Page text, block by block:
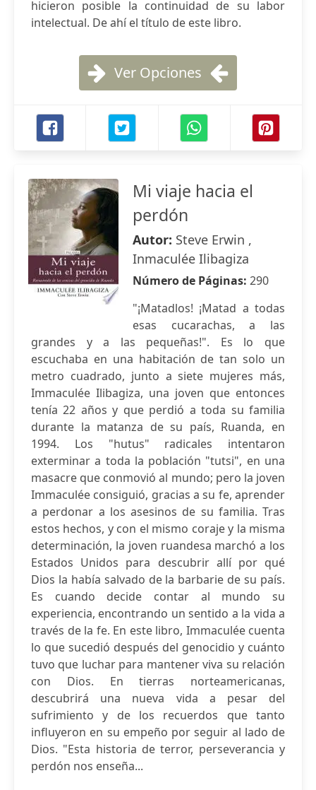
hicieron posible la continuidad de su labor
intelectual. De ahí el título de este libro.
Ver Opciones
Mi viaje hacia el
perdón
Autor: Steve Erwin ,
Inmaculée Ilibagiza
Número de Páginas: 290
"¡Matadlos! ¡Matad a todas
esas cucarachas, a las
grandes y a las pequeñas!". Es lo que
escuchaba en una habitación de tan solo un
metro cuadrado, junto a siete mujeres más,
Immaculée Ilibagiza, una joven que entonces
tenía 22 años y que perdió a toda su familia
durante la matanza de su país, Ruanda, en
1994. Los "hutus" radicales intentaron
exterminar a toda la población "tutsi", en una
masacre que conmovió al mundo; pero la joven
Immaculée consiguió, gracias a su fe, aprender
a perdonar a los asesinos de su familia. Tras
estos hechos, y con el mismo coraje y la misma
determinación, la joven ruandesa marchó a los
Estados Unidos para descubrir allí por qué
Dios la había salvado de la barbarie de su país.
Es cuando decide contar al mundo su
experiencia, encontrando un sentido a la vida a
través de la fe. En este libro, Immaculée cuenta
lo que sucedió después del genocidio y cuánto
tuvo que luchar para mantener viva su relación
con Dios. En tierras norteamericanas,
descubrirá una nueva vida a pesar del
sufrimiento y de los recuerdos que tanto
influyeron en su empeño por seguir al lado de
Dios. "Esta historia de terror, perseverancia y
perdón nos enseña...